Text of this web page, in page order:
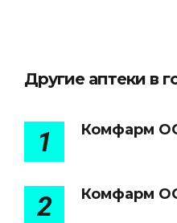
Другие аптеки в
1 Комфарм
2 Комфарм